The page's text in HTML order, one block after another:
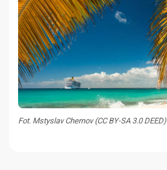
Fot. Mstyslav Chernov (CC BY-SA 3.0 DEED)